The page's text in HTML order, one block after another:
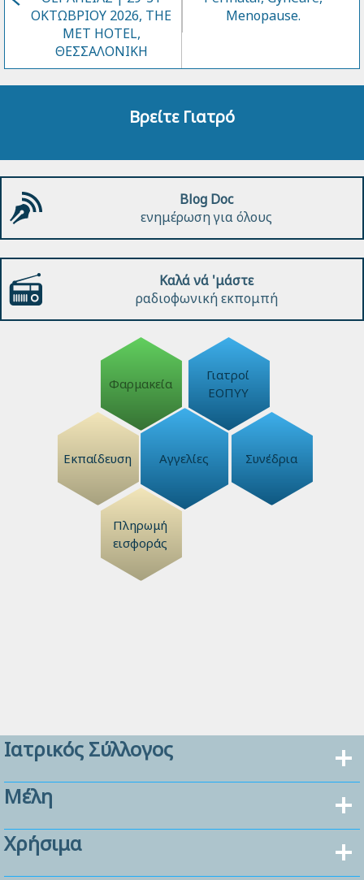
ΟΚΤΩΒΡΙΟΥ 2026, THE
MET HOTEL,
ΘΕΣΣΑΛΟΝΙΚΗ
Menopause.
Βρείτε Γιατρό
Blog Doc
ενημέρωση για όλους
Καλά νά 'μάστε
ραδιοφωνική εκπομπή
Φαρμακεία
Γιατροί
ΕΟΠΥΥ
Εκπαίδευση Αγγελίες Συνέδρια
Πληρωμή
εισφοράς
Ιατρικός Σύλλογος
Μέλη
Χρήσιμα